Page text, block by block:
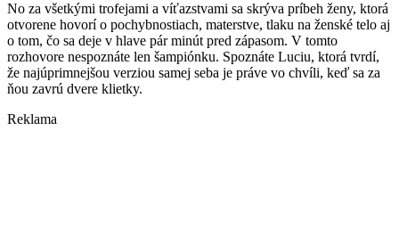
No za všetkými trofejami a víťazstvami sa skrýva príbeh ženy, ktorá
otvorene hovorí o pochybnostiach, materstve, tlaku na ženské telo aj
o tom, čo sa deje v hlave pár minút pred zápasom. V tomto
rozhovore nespoznáte len šampiónku. Spoznáte Luciu, ktorá tvrdí,
že najúprimnejšou verziou samej seba je práve vo chvíli, keď sa za
ňou zavrú dvere klietky.
Reklama